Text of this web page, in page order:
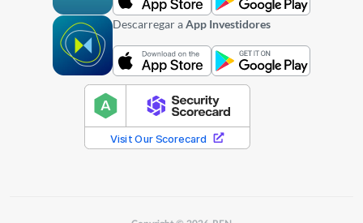
Descarregar aApp Investidores